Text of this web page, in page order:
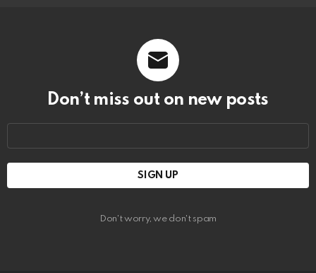
Don’t miss out on new posts
Don't worry, we don't spam